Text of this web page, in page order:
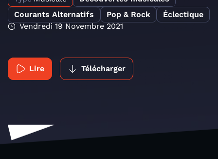
Courants Alternatifs
Pop & Rock
Éclectique
Vendredi 19 Novembre 2021
Lire Télécharger